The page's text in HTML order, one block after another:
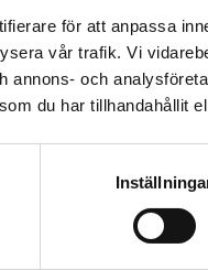
för att anpassa
vår trafik. Vi
annons- och
du har tillhandahållit